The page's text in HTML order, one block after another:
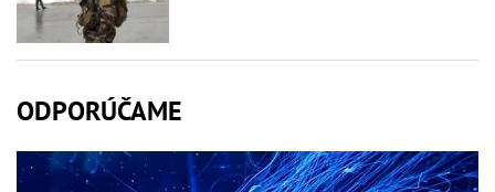
ODPORÚČAME